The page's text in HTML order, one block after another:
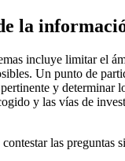
la
incluye limitar el
Un punto de
y determinar
y las vías de
las preguntas